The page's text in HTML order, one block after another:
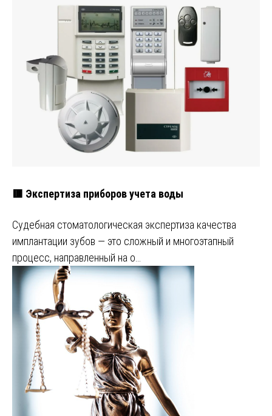
🟥 Экспертиза приборов учета воды
Судебная стоматологическая экспертиза качества
имплантации зубов — это сложный и многоэтапный
процесс, направленный на о…